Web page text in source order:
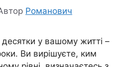
Романович
десятки у вашому житті –
Ви вирішуєте, ким